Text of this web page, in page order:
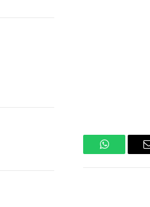
البريد
واتساب